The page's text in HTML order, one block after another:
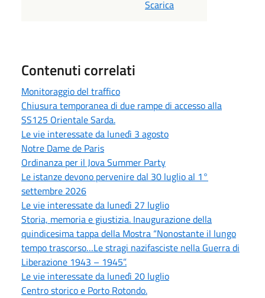
Scarica
Contenuti correlati
Monitoraggio del traffico
Chiusura temporanea di due rampe di accesso alla
SS125 Orientale Sarda.
Le vie interessate da lunedì 3 agosto
Notre Dame de Paris
Ordinanza per il Jova Summer Party
Le istanze devono pervenire dal 30 luglio al 1°
settembre 2026
Le vie interessate da lunedì 27 luglio
Storia, memoria e giustizia. Inaugurazione della
quindicesima tappa della Mostra “Nonostante il lungo
tempo trascorso…Le stragi nazifasciste nella Guerra di
Liberazione 1943 – 1945”.
Le vie interessate da lunedì 20 luglio
Centro storico e Porto Rotondo.